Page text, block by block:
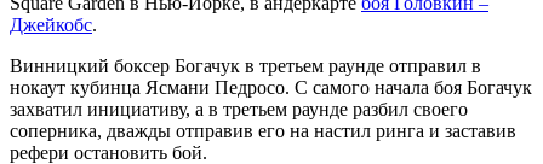
Джейкобс.
Винницкий боксер Богачук в третьем раунде отправил в
нокаут кубинца Ясмани Педросо. С самого начала боя Богачук
захватил инициативу, а в третьем раунде разбил своего
соперника, дважды отправив его на настил ринга и заставив
рефери остановить бой.